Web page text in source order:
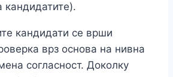
кандидатите).
кандидати се врши
врз основа на нивна
согласност. Доколку